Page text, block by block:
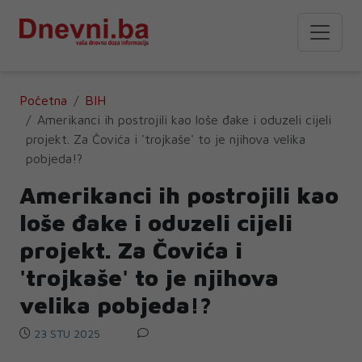
Početna
BIH
Amerikanci ih postrojili kao loše đake i oduzeli cijeli
projekt. Za Čovića i 'trojkaše' to je njihova velika
pobjeda!?
Amerikanci ih postrojili kao
loše đake i oduzeli cijeli
projekt. Za Čovića i
'trojkaše' to je njihova
velika pobjeda!?
23 STU 2025